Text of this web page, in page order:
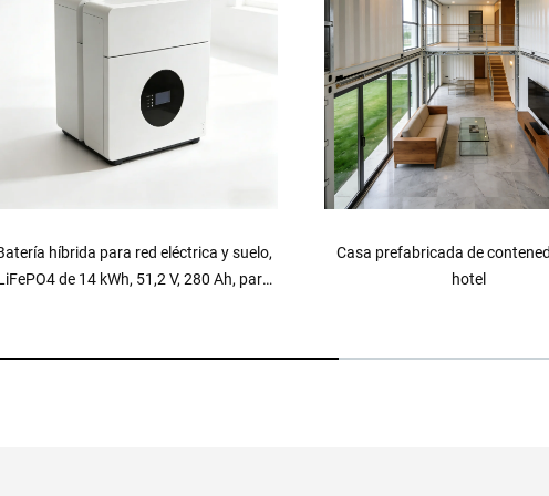
Casa prefabricada de contenedor para
hotel
Armario exterior todo-en-
almacenamiento de energía